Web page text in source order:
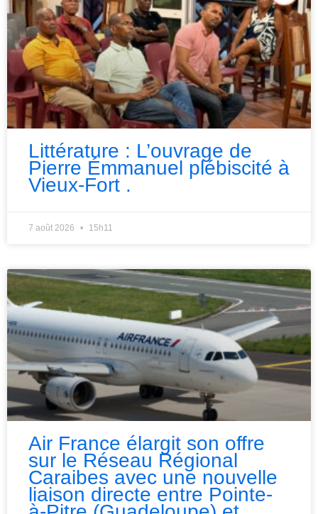
Littérature : L’ouvrage de
Pierre Émmanuel plébiscité à
Vieux-Fort .
7 août 2026 15h11
Air France élargit son offre
sur le Réseau Régional
Caraibes avec une nouvelle
liaison directe entre Pointe-